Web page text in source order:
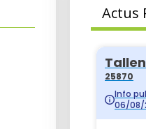
Actus